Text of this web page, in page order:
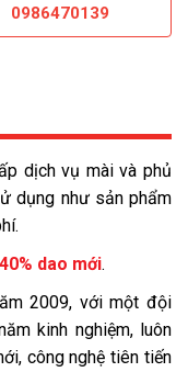
0986470139
dịch vụ mài và phủ
dụng như sản phẩm
dao mới.
2009, với một đội
kinh nghiệm, luôn
công nghệ tiên tiến